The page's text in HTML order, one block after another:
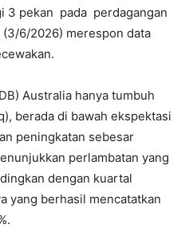
3 pekan pada perdagangan
6/2026) merespon data
Australia hanya tumbuh
berada di bawah ekspektasi
peningkatan sebesar
perlambatan yang
dengan kuartal
yang berhasil mencatatkan